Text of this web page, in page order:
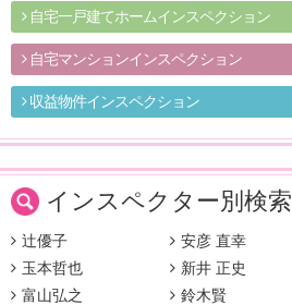
自宅一戸建てホームインスペクション
自宅マンションインスペクション
収益物件インスペクション
インスペクター別検索
辻優子 安彦 直幸
玉本哲也
新井 正史
富山弘之
鈴木賢